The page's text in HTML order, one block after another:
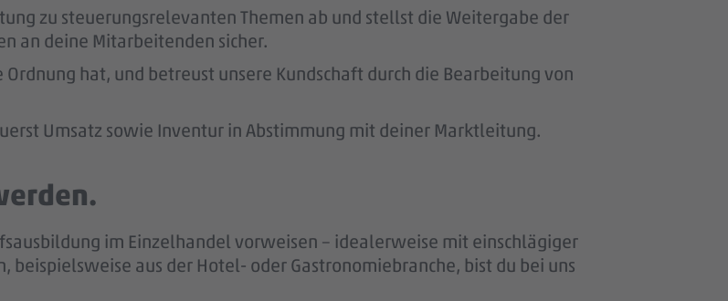
zu steuerungsrelevanten Themen ab und stellst die Weitergabe der
an deine Mitarbeitenden sicher.
hat, und betreust unsere Kundschaft durch die Bearbeitung von
Umsatz sowie Inventur in Abstimmung mit deiner Marktleitung.
im Einzelhandel vorweisen – idealerweise mit einschlägiger
beispielsweise aus der Hotel- oder Gastronomiebranche, bist du bei uns